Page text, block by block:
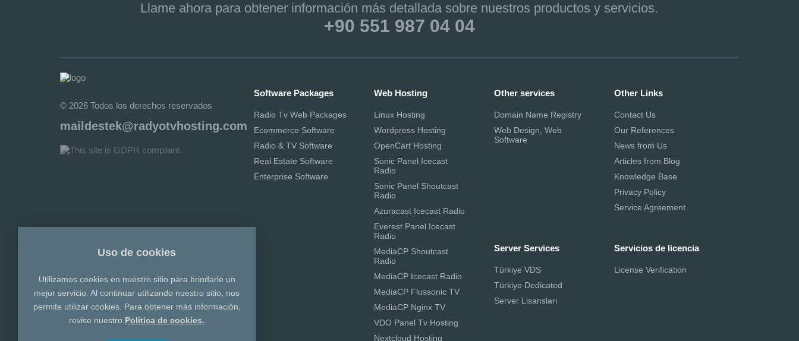
Llame ahora para obtener información más detallada sobre nuestros productos y servicios.
+90 551 987 04 04
© 2026 Todos los derechos reservados
maildestek@radyotvhosting.com
Software Packages
Radio Tv Web Packages
Ecommerce Software
Radio & TV Software
Real Estate Software
Enterprise Software
Web Hosting
Linux Hosting
Wordpress Hosting
OpenCart Hosting
Sonic Panel Icecast
Radio
Sonic Panel Shoutcast
Radio
Azuracast Icecast Radio
Everest Panel Icecast
Radio
MediaCP Shoutcast
Radio
MediaCP Icecast Radio
MediaCP Flussonic TV
MediaCP Nginx TV
VDO Panel Tv Hosting
Nextcloud Hosting
Other services
Domain Name Registry
Web Design, Web
Software
Other Links
Contact Us
Our References
News from Us
Articles from Blog
Knowledge Base
Privacy Policy
Service Agreement
Server Services
Türkiye VDS
Türkiye Dedicated
Server Lisansları
Servicios de licencia
License Verification
Uso de cookies
Utilizamos cookies en nuestro sitio para brindarle un
mejor servicio. Al continuar utilizando nuestro sitio, nos
permite utilizar cookies. Para obtener más información,
revise nuestro Política de cookies.